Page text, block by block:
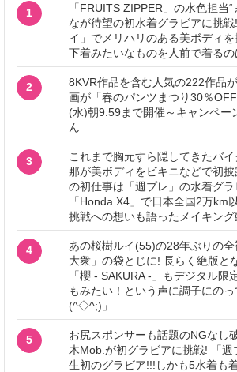
1
「FRUITS ZIPPER」の水色担当
なが待望の初水着グラビアに挑
イ」でメリハリのある美ボディ
下着みたいなものを人前で着るの
2
8KVR作品を含む人気の222作品
画が「春のパンツまつり30％
(水)朝9:59まで開催～キャンペー
ん
3
これまで胸元すら隠してきたバ
那が美ボディをビキニなどで初
の初仕事は「週プレ」の水着グ
「Honda X4」で日本全国2万km
挑戦への想いも語ったメイキング
4
あの桜樹ルイ(55)の28年ぶりの
大衆」の袋とじに! 長らく絶版と
「櫻 - SAKURA -」もデジタル限
もみたい！という声に調子にの
(^◇^;)」
5
お尻スポンサーも話題のNGなし
木Mob.が初グラビアに挑戦! 「週
生初のグラビア!!!しかも5水着も